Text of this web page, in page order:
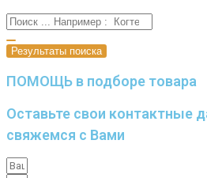
Результаты поиска
ПОМОЩЬ в подборе товара
Оставьте свои контактные
свяжемся с Вами